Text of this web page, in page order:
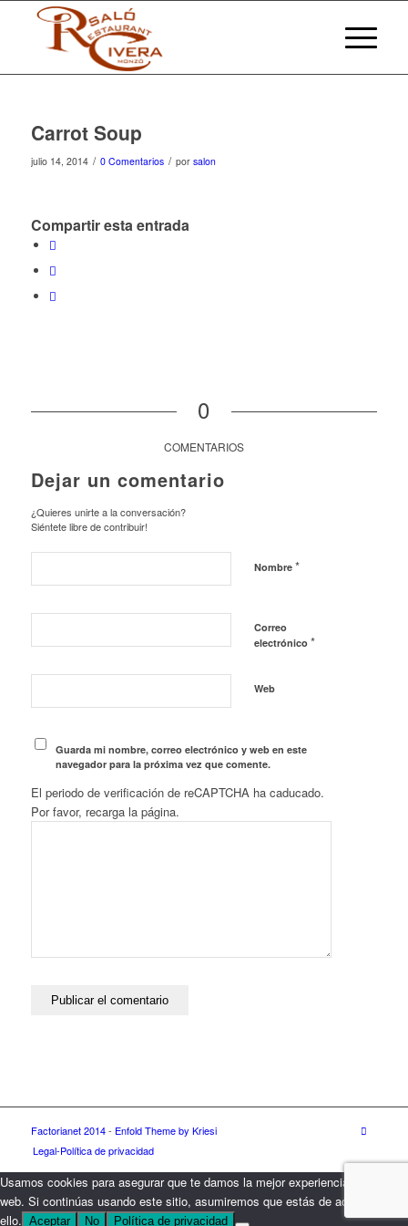
Carrot Soup
julio 14, 2014 / 0 Comentarios / por salon
Compartir esta entrada
0
COMENTARIOS
Dejar un comentario
¿Quieres unirte a la conversación?
Siéntete libre de contribuir!
Nombre *
Correo
electrónico *
Web
Guarda mi nombre, correo electrónico y web en este
navegador para la próxima vez que comente.
El periodo de verificación de reCAPTCHA ha caducado.
Por favor, recarga la página.
Factorianet 2014- Enfold Theme by Kriesi
Legal-Política de privacidad
Usamos cookies para asegurar que te damos la mejor experiencia en nuestra
web. Si continúas usando este sitio, asumiremos que estás de acuerdo con
ello. Aceptar No Política de privacidad